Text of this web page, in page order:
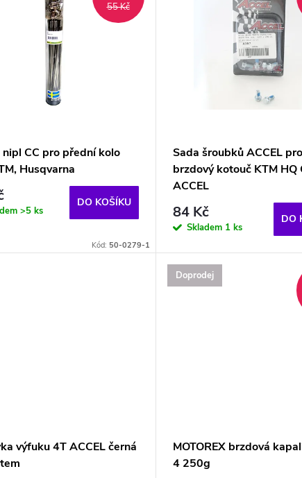
55 Kč
nipl CC pro přední kolo
Husqvarna
>5 ks
DO KOŠÍKU
Kód: 50-0279-1
Sada šroubků ACCEL pro
brzdový kotouč KTM HQ
ACCEL
84 Kč
Skladem 1 ks
DO
výfuku 4T ACCEL černá
Doprodej
MOTOREX brzdová
4 250g